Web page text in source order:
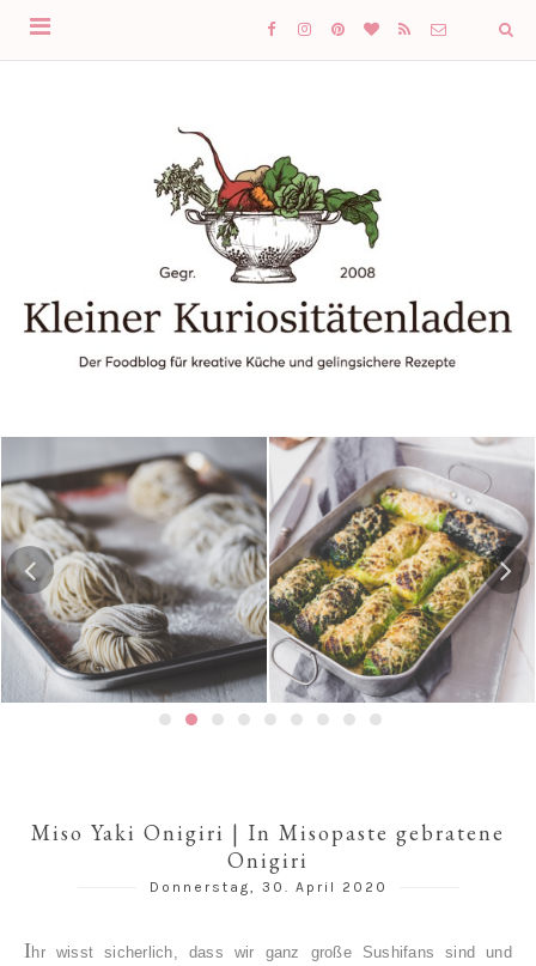
Risotto-Wirsing-Rouladen
Gedämpfte Jiaozi mit
Schweinefleischfüllung | 餃
子 / 饺子
Miso Yaki Onigiri | In Misopaste gebratene
Onigiri
Donnerstag, 30. April 2020
Ihr wisst sicherlich, dass wir ganz große Sushifans sind und